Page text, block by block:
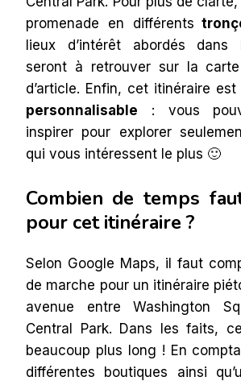
promenade en différents
lieux d’intérêt abordés dans
seront à retrouver sur la
d’article. Enfin, cet itinéraire
personnalisable : vous
inspirer pour explorer
qui vous intéressent le plus 🙂
Combien de temps
pour cet itinéraire ?
Selon Google Maps, il faut
de marche pour un itinéraire
avenue entre Washington
Central Park. Dans les faits,
beaucoup plus long ! En
différentes boutiques ainsi